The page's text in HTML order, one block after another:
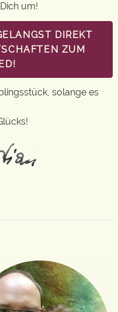
um!
DIREKT
ZUM
solange es